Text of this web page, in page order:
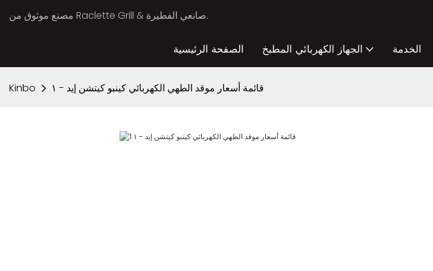
مصنع موثوق من Raclette Grill & صانعي الفطيرة.
الصفحة الرئيسية الجهاز الكهربائي المطبخ الخدمة
Kinbo قائمة أسعار موقد الطهي الكهربائي كينبو كيتشن إيد - ١